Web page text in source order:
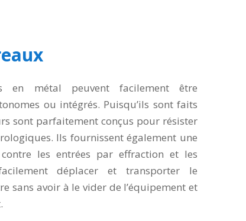
en métal peuvent facilement être
ou intégrés. Puisqu’ils sont faits
sont parfaitement conçus pour résister
Ils fournissent également une
les entrées par effraction et les
déplacer et transporter le
sans avoir à le vider de l’équipement et